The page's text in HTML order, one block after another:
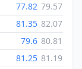
77.82 79.57
81.35 82.07
79.6 80.81
81.25 81.19